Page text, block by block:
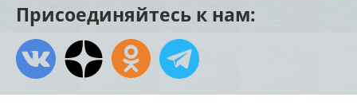
Присоединяйтесь к нам: